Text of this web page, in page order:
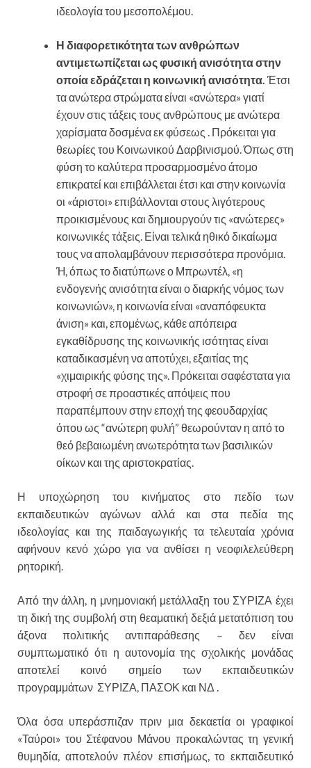
ιδεολογία του μεσοπολέμου.
Η διαφορετικότητα των ανθρώπων
αντιμετωπίζεται ως φυσική ανισότητα στην
οποία εδράζεται η κοινωνική ανισότητα. Έτσι
τα ανώτερα στρώματα είναι «ανώτερα» γιατί
έχουν στις τάξεις τους ανθρώπους με ανώτερα
χαρίσματα δοσμένα εκ φύσεως . Πρόκειται για
θεωρίες του Κοινωνικού Δαρβινισμού. Όπως στη
φύση το καλύτερα προσαρμοσμένο άτομο
επικρατεί και επιβάλλεται έτσι και στην κοινωνία
οι «άριστοι» επιβάλλονται στους λιγότερους
προικισμένους και δημιουργούν τις «ανώτερες»
κοινωνικές τάξεις. Είναι τελικά ηθικό δικαίωμα
τους να απολαμβάνουν περισσότερα προνόμια.
Ή, όπως το διατύπωνε ο Μπρωντέλ, «η
ενδογενής ανισότητα είναι ο διαρκής νόμος των
κοινωνιών», η κοινωνία είναι «αναπόφευκτα
άνιση» και, επομένως, κάθε απόπειρα
εγκαθίδρυσης της κοινωνικής ισότητας είναι
καταδικασμένη να αποτύχει, εξαιτίας της
«χιμαιρικής φύσης της». Πρόκειται σαφέστατα για
στροφή σε προαστικές απόψεις που
παραπέμπουν στην εποχή της φεουδαρχίας
όπου ως “ανώτερη φυλή” θεωρούνταν η από το
θεό βεβαιωμένη ανωτερότητα των βασιλικών
οίκων και της αριστοκρατίας.
Η υποχώρηση του κινήματος στο πεδίο των
εκπαιδευτικών αγώνων αλλά και στα πεδία της
ιδεολογίας και της παιδαγωγικής τα τελευταία χρόνια
αφήνουν κενό χώρο για να ανθίσει η νεοφιλελεύθερη
ρητορική.
Από την άλλη, η μνημονιακή μετάλλαξη του ΣΥΡΙΖΑ έχει
τη δική της συμβολή στη θεαματική δεξιά μετατόπιση του
άξονα πολιτικής αντιπαράθεσης – δεν είναι
συμπτωματικό ότι η αυτονομία της σχολικής μονάδας
αποτελεί κοινό σημείο των εκπαιδευτικών
προγραμμάτων ΣΥΡΙΖΑ, ΠΑΣΟΚ και ΝΔ .
Όλα όσα υπεράσπιζαν πριν μια δεκαετία οι γραφικοί
«Ταύροι» του Στέφανου Μάνου προκαλώντας τη γενική
θυμηδία, αποτελούν πλέον επισήμως, το εκπαιδευτικό